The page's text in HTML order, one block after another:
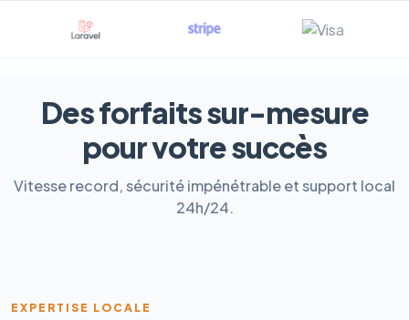
Des forfaits sur-mesure
pour votre succès
Vitesse record, sécurité impénétrable et support local
24h/24.
EXPERTISE LOCALE